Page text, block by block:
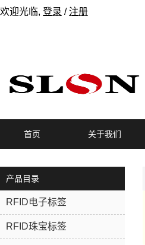
欢迎光临, 登录 / 注册
首页 关于我们
产品目录
RFID电子标签
RFID珠宝标签